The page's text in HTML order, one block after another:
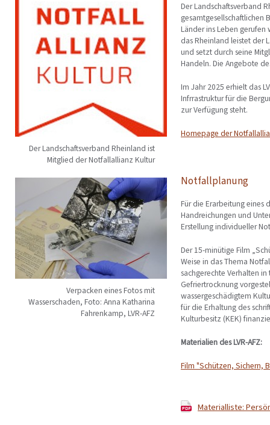
Der Landschaftsverband Rheinland ist
Mitglied der Notfallallianz Kultur
Der Landschaftsverband
gesamtgesellschaftlichen
Länder ins Leben
das Rheinland leistet der
und setzt durch seine
Handeln. Die Angebote
Im Jahr 2025 erhielt das
Infrrastruktur für die
zur Verfügung steht.
Homepage der
Verpacken eines Fotos mit
Wasserschaden, Foto: Anna Katharina
Fahrenkamp, LVR-AFZ
Notfallplanung
Für die Erarbeitung eines
Handreichungen und
Erstellung individueller
Der 15-minütige Film
Weise in das Thema
sachgerechte Verhalten
Gefriertrocknung
wassergeschädigtem
für die Erhaltung des
Kulturbesitz (KEK)
Materialien des LVR-AFZ:
Film "Schützen, Sichern,
Materialliste: